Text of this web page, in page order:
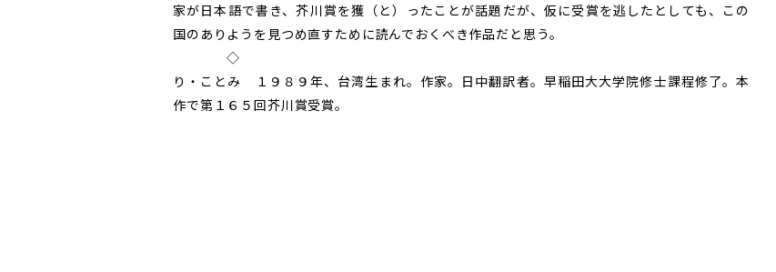
家が日本語で書き、芥川賞を獲（と）ったことが話題だが、仮に受賞を逃したとしても、この
国のありようを見つめ直すために読んでおくべき作品だと思う。
◇
り・ことみ １９８９年、台湾生まれ。作家。日中翻訳者。早稲田大大学院修士課程修了。本
作で第１６５回芥川賞受賞。